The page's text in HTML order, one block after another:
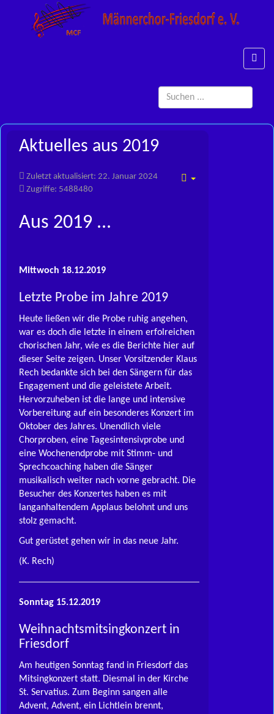
Aktuelles aus 2019
Zuletzt aktualisiert: 22. Januar 2024
Zugriffe: 5488480
Aus 2019 ...
Mittwoch 18.12.2019
Letzte Probe im Jahre 2019
Heute ließen wir die Probe ruhig angehen,
war es doch die letzte in einem erfolreichen
chorischen Jahr, wie es die Berichte hier auf
dieser Seite zeigen. Unser Vorsitzender Klaus
Rech bedankte sich bei den Sängern für das
Engagement und die geleistete Arbeit.
Hervorzuheben ist die lange und intensive
Vorbereitung auf ein besonderes Konzert im
Oktober des Jahres. Unendlich viele
Chorproben, eine Tagesintensivprobe und
eine Wochenendprobe mit Stimm- und
Sprechcoaching haben die Sänger
musikalisch weiter nach vorne gebracht. Die
Besucher des Konzertes haben es mit
langanhaltendem Applaus belohnt und uns
stolz gemacht.
Gut gerüstet gehen wir in das neue Jahr.
(K. Rech)
Sonntag 15.12.2019
Weihnachtsmitsingkonzert in
Friesdorf
Am heutigen Sonntag fand in Friesdorf das
Mitsingkonzert statt. Diesmal in der Kirche
St. Servatius. Zum Beginn sangen alle
Advent, Advent, ein Lichtlein brennt,